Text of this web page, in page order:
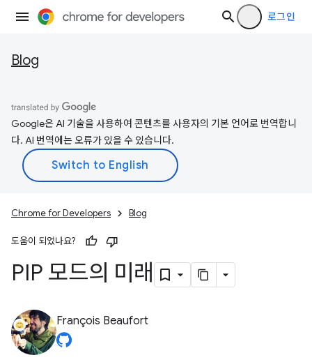
로그인
Blog
Google은 AI 기술을 사용하여 콘텐츠를 사용자의 기본 언어로 번역합니
다. AI 번역에는 오류가 있을 수 있습니다.
Chrome for Developers Blog
도움이 되었나요?
PIP 모드의 미래
François Beaufort